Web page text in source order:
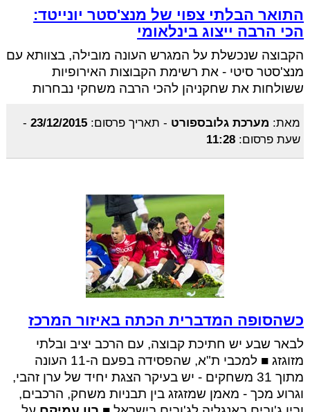
התואר הבלתי צפוי של מנצ'סטר יונייטד:
הכי הרבה ייצוג בינלאומי
הקבוצה שנכשלת על המגרש העונה מובילה, בצוותא עם
מנצ'סטר סיטי - את רשימת הקבוצות האירופיות
ששולחות את שחקניהן להכי הרבה משחקי נבחרות
מאת: מערכת גלובספורט - תאריך פרסום: 23/12/2015
-
שעת פרסום: 11:28
כשהסופה המדברית הכתה באיזור המרכז
לבאר שבע יש חתיכת קבוצה, עם הרכב יציב ובלתי
מזוגזג ■ למכבי ת"א, שהפסידה בפעם ה-11 העונה
מתוך 31 משחקים - יש בעיקר הצגת יחיד של ערן זהבי,
וגרוע מכך - מאמן שמזגזג בין תבניות משחק, הרכבים,